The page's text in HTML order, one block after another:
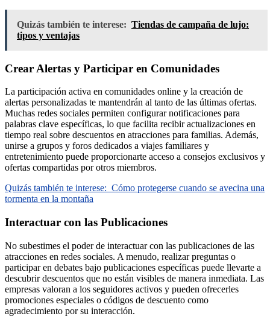
Quizás también te interese: Tiendas de campaña de lujo:
tipos y ventajas
Crear Alertas y Participar en Comunidades
La participación activa en comunidades online y la creación de
alertas personalizadas te mantendrán al tanto de las últimas ofertas.
Muchas redes sociales permiten configurar notificaciones para
palabras clave específicas, lo que facilita recibir actualizaciones en
tiempo real sobre descuentos en atracciones para familias. Además,
unirse a grupos y foros dedicados a viajes familiares y
entretenimiento puede proporcionarte acceso a consejos exclusivos y
ofertas compartidas por otros miembros.
Quizás también te interese: Cómo protegerse cuando se avecina una
tormenta en la montaña
Interactuar con las Publicaciones
No subestimes el poder de interactuar con las publicaciones de las
atracciones en redes sociales. A menudo, realizar preguntas o
participar en debates bajo publicaciones específicas puede llevarte a
descubrir descuentos que no están visibles de manera inmediata. Las
empresas valoran a los seguidores activos y pueden ofrecerles
promociones especiales o códigos de descuento como
agradecimiento por su interacción.